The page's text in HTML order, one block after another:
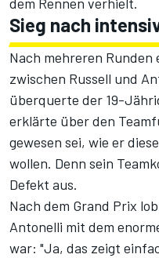
Sieg nach
Nach mehreren Runden
zwischen Russell und
überquerte der 19-
erklärte über den
gewesen sei, wie er
wollen. Denn sein
Defekt aus.
Nach dem Grand Prix
Antonelli mit dem
war: "Ja, das zeigt